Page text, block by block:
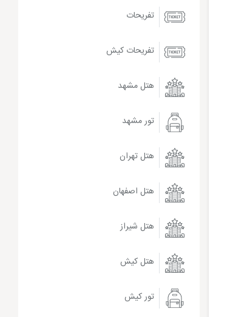
تفریحات
تفریحات کیش
هتل مشهد
تور مشهد
هتل تهران
هتل اصفهان
هتل شیراز
هتل کیش
تور کیش